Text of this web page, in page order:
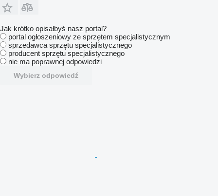
Jak krótko opisałbyś nasz portal?
portal ogłoszeniowy ze sprzętem specjalistycznym
sprzedawca sprzętu specjalistycznego
producent sprzętu specjalistycznego
nie ma poprawnej odpowiedzi
Wybierz odpowiedź